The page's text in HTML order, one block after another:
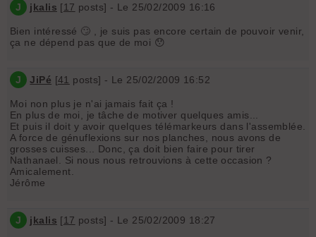
J jkalis [17 posts] - Le 25/02/2009 16:16
Bien intéressé 🙄 , je suis pas encore certain de pouvoir venir,
ça ne dépend pas que de moi 😯
J JiPé [41 posts] - Le 25/02/2009 16:52
Moi non plus je n'ai jamais fait ça !
En plus de moi, je tâche de motiver quelques amis...
Et puis il doit y avoir quelques télémarkeurs dans l'assemblée.
A force de génuflexions sur nos planches, nous avons de
grosses cuisses... Donc, ça doit bien faire pour tirer
Nathanael. Si nous nous retrouvions à cette occasion ?
Amicalement.
Jérôme
J jkalis [17 posts] - Le 25/02/2009 18:27